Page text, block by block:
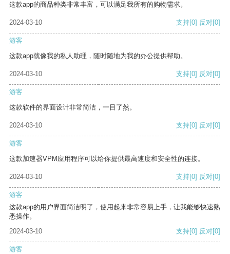
这款app的商品种类非常丰富，可以满足我所有的购物需求。
2024-03-10 支持[0] 反对[0]
游客
这款app就像我的私人助理，随时随地为我的办公提供帮助。
2024-03-10 支持[0] 反对[0]
游客
这款软件的界面设计非常简洁，一目了然。
2024-03-10 支持[0] 反对[0]
游客
这款加速器VPM应用程序可以给你提供最高速度和安全性的连接。
2024-03-10 支持[0] 反对[0]
游客
这款app的用户界面简洁明了，使用起来非常容易上手，让我能够快速熟
悉操作。
2024-03-10
支持[0] 反对[0]
游客